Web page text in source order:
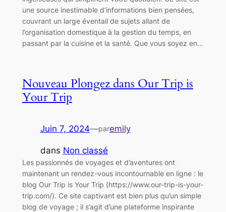
une source inestimable d’informations bien pensées,
couvrant un large éventail de sujets allant de
l’organisation domestique à la gestion du temps, en
passant par la cuisine et la santé. Que vous soyez en…
Nouveau Plongez dans Our Trip is
Your Trip
Juin 7, 2024—paremily
dans Non classé
Les passionnés de voyages et d’aventures ont
maintenant un rendez-vous incontournable en ligne : le
blog Our Trip is Your Trip (https://www.our-trip-is-your-
trip.com/). Ce site captivant est bien plus qu’un simple
blog de voyage ; il s’agit d’une plateforme inspirante